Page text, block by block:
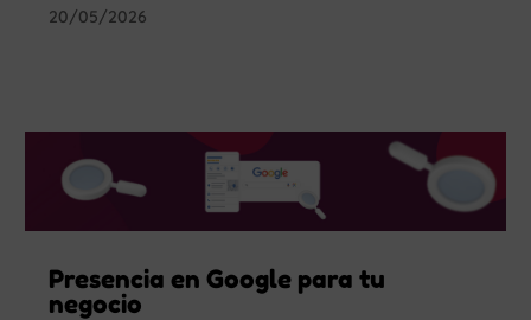
20/05/2026
Presencia en Google para tu
negocio